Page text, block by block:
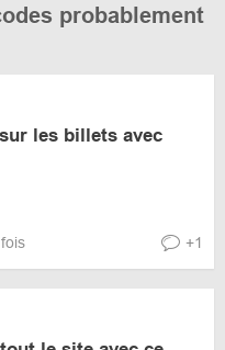
probablement
les billets avec
+1